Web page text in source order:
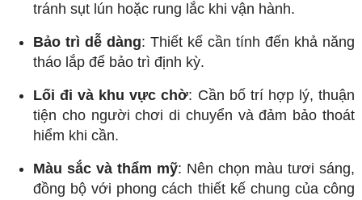
tránh sụt lún hoặc rung lắc khi vận hành.
Bảo trì dễ dàng: Thiết kế cần tính đến khả năng
tháo lắp để bảo trì định kỳ.
Lối đi và khu vực chờ: Cần bố trí hợp lý, thuận
tiện cho người chơi di chuyển và đảm bảo thoát
hiểm khi cần.
Màu sắc và thẩm mỹ: Nên chọn màu tươi sáng,
đồng bộ với phong cách thiết kế chung của công